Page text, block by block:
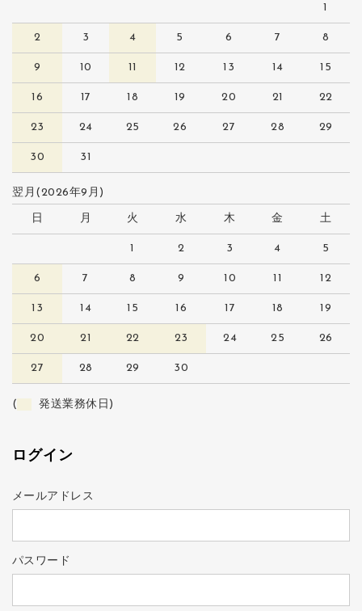
1
2 3 4 5 6 7 8
9 10 11 12 13 14 15
16 17 18 19 20 21 22
23 24 25 26 27 28 29
30 31
翌月(2026年9月)
日 月 火 水 木 金 土
1 2 3 4 5
6 7 8 9 10 11 12
13 14 15 16 17 18 19
20 21 22 23 24 25 26
27 28 29 30
( 発送業務休日)
ログイン
メールアドレス
パスワード